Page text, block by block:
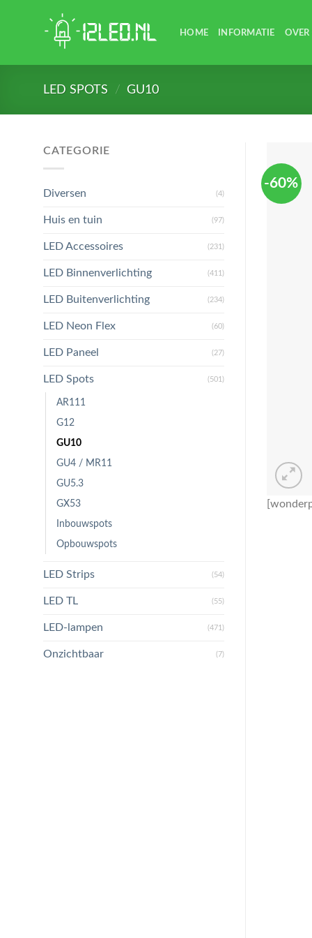
HOME INFORMATIE OVER
LED SPOTS / GU10
CATEGORIE
Diversen (4)
Huis en tuin (97)
LED Accessoires (231)
LED Binnenverlichting (411)
LED Buitenverlichting (234)
LED Neon Flex (60)
LED Paneel (27)
LED Spots (501)
AR111
G12
GU10
GU4 / MR11
GU5.3
GX53
Inbouwspots
Opbouwspots
LED Strips (54)
LED TL (55)
LED-lampen (471)
Onzichtbaar (7)
-60%